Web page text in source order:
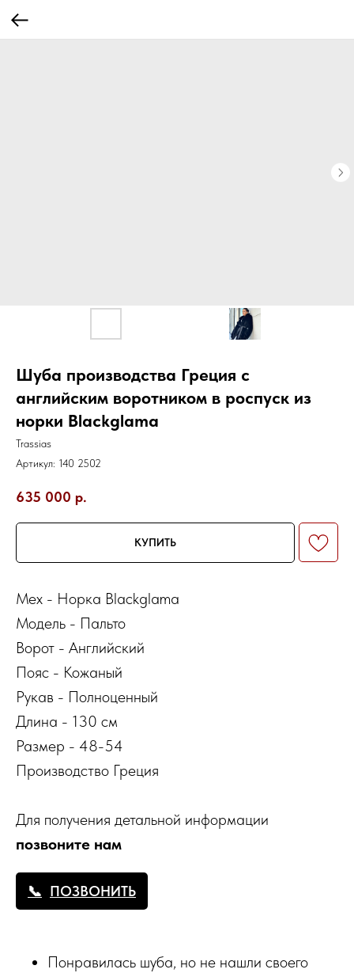
Шуба производства Греция с
английским воротником в роспуск из
норки Blackglama
Trassias
Артикул: 140 2502
635 000 р.
КУПИТЬ
Мех - Норка Blackglama
Модель - Пальто
Ворот - Английский
Пояс - Кожаный
Рукав - Полноценный
Длина - 130 см
Размер - 48-54
Производство Греция
Для получения детальной информации
позвоните нам
ПОЗВОНИТЬ
Понравилась шуба, но не нашли своего